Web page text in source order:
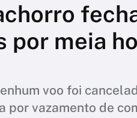
por meia
voo foi
por vazamento de